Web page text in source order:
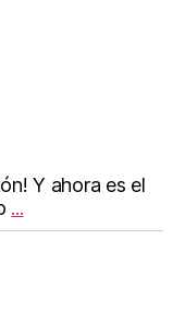
Y ahora es el
...